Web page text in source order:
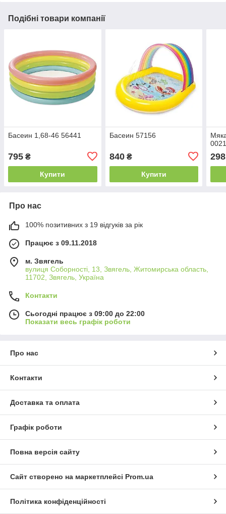
Подібні товари компанії
Басеин 1,68-46 56441
795 ₴
Купити
Басеин 57156
840₴
Купити
298
Про нас
100% позитивних з 19 відгуків за рік
Працює з 09.11.2018
м. Звягель
вулиця Соборності, 13, Звягель, Житомирська область,
11702, Звягель, Україна
Контакти
Сьогодні працює з 09:00 до 22:00
Показати весь графік роботи
Про нас
Контакти
Доставка та оплата
Графік роботи
Повна версія сайту
Сайт створено на маркетплейсі Prom.ua
Політика конфіденційності